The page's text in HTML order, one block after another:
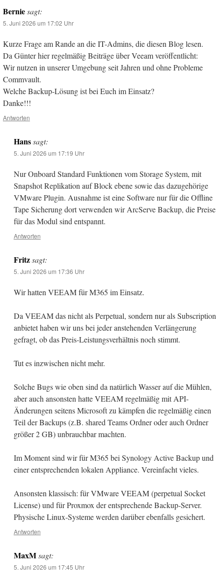
Berniesagt:
5. Juni 2026 um 17:02 Uhr
Kurze Frage am Rande an die IT-Admins, die diesen Blog lesen.
Da Günter hier regelmäßig Beiträge über Veeam veröffentlicht:
Wir nutzen in unserer Umgebung seit Jahren und ohne Probleme
Commvault.
Welche Backup-Lösung ist bei Euch im Einsatz?
Danke!!!
Antworten
Hans sagt:
5. Juni 2026 um 17:19 Uhr
Nur Onboard Standard Funktionen vom Storage System, mit
Snapshot Replikation auf Block ebene sowie das dazugehörige
VMware Plugin. Ausnahme ist eine Software nur für die Offline
Tape Sicherung dort verwenden wir ArcServe Backup, die Preise
für das Modul sind entspannt.
Antworten
Fritz sagt:
5. Juni 2026 um 17:36 Uhr
Wir hatten VEEAM für M365 im Einsatz.
Da VEEAM das nicht als Perpetual, sondern nur als Subscription
anbietet haben wir uns bei jeder anstehenden Verlängerung
gefragt, ob das Preis-Leistungsverhältnis noch stimmt.
Tut es inzwischen nicht mehr.
Solche Bugs wie oben sind da natürlich Wasser auf die Mühlen,
aber auch ansonsten hatte VEEAM regelmäßig mit API-
Änderungen seitens Microsoft zu kämpfen die regelmäßig einen
Teil der Backups (z.B. shared Teams Ordner oder auch Ordner
größer 2 GB) unbrauchbar machten.
Im Moment sind wir für M365 bei Synology Active Backup und
einer entsprechenden lokalen Appliance. Vereinfacht vieles.
Ansonsten klassisch: für VMware VEEAM (perpetual Socket
License) und für Proxmox der entsprechende Backup-Server.
Physische Linux-Systeme werden darüber ebenfalls gesichert.
Antworten
MaxM sagt:
5. Juni 2026 um 17:45 Uhr